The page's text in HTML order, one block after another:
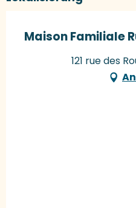
Maison Familiale
121 rue des